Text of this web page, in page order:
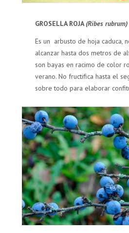
GROSELLA ROJA(Ribes rubrum)
Es un arbusto de hoja caduca,
alcanzar hasta dos metros de
son bayas en racimo de color
verano. No fructifica hasta el
sobre todo para elaborar